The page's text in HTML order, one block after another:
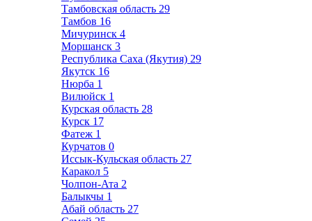
Тамбовская область 29
Тамбов 16
Мичуринск 4
Моршанск 3
Республика Саха (Якутия) 29
Якутск 16
Нюрба 1
Вилюйск 1
Курская область 28
Курск 17
Фатеж 1
Курчатов 0
Иссык-Кульская область 27
Каракол 5
Чолпон-Ата 2
Балыкчы 1
Абай область 27